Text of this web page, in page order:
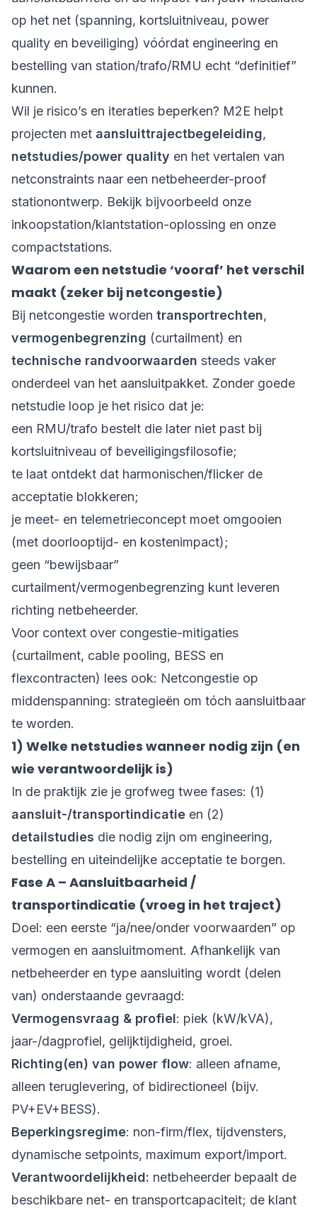
op het net (spanning, kortsluitniveau, power
quality en beveiliging) vóórdat engineering en
bestelling van station/trafo/RMU echt “definitief”
kunnen.
Wil je risico’s en iteraties beperken? M2E helpt
projecten met aansluittrajectbegeleiding,
netstudies/power quality en het vertalen van
netconstraints naar een netbeheerder-proof
stationontwerp. Bekijk bijvoorbeeld onze
inkoopstation/klantstation-oplossing en onze
compactstations.
Waarom een netstudie ‘vooraf’ het verschil
maakt (zeker bij netcongestie)
Bij netcongestie worden transportrechten,
vermogenbegrenzing (curtailment) en
technische randvoorwaarden steeds vaker
onderdeel van het aansluitpakket. Zonder goede
netstudie loop je het risico dat je:
een RMU/trafo bestelt die later niet past bij
kortsluitniveau of beveiligingsfilosofie;
te laat ontdekt dat harmonischen/flicker de
acceptatie blokkeren;
je meet- en telemetrieconcept moet omgooien
(met doorlooptijd- en kostenimpact);
geen “bewijsbaar”
curtailment/vermogenbegrenzing kunt leveren
richting netbeheerder.
Voor context over congestie-mitigaties
(curtailment, cable pooling, BESS en
flexcontracten) lees ook: Netcongestie op
middenspanning: strategieën om tóch aansluitbaar
te worden.
1) Welke netstudies wanneer nodig zijn (en
wie verantwoordelijk is)
In de praktijk zie je grofweg twee fases: (1)
aansluit-/transportindicatie en (2)
detailstudies die nodig zijn om engineering,
bestelling en uiteindelijke acceptatie te borgen.
Fase A – Aansluitbaarheid /
transportindicatie (vroeg in het traject)
Doel: een eerste “ja/nee/onder voorwaarden” op
vermogen en aansluitmoment. Afhankelijk van
netbeheerder en type aansluiting wordt (delen
van) onderstaande gevraagd:
Vermogensvraag & profiel: piek (kW/kVA),
jaar-/dagprofiel, gelijktijdigheid, groei.
Richting(en) van power flow: alleen afname,
alleen teruglevering, of bidirectioneel (bijv.
PV+EV+BESS).
Beperkingsregime: non-firm/flex, tijdvensters,
dynamische setpoints, maximum export/import.
Verantwoordelijkheid: netbeheerder bepaalt de
beschikbare net- en transportcapaciteit; de klant